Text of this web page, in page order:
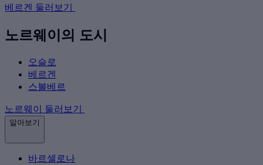
베르겐 둘러보기
노르웨이의 도시
오슬로
베르겐
스볼베르
노르웨이 둘러보기
알아보기
바르셀로나